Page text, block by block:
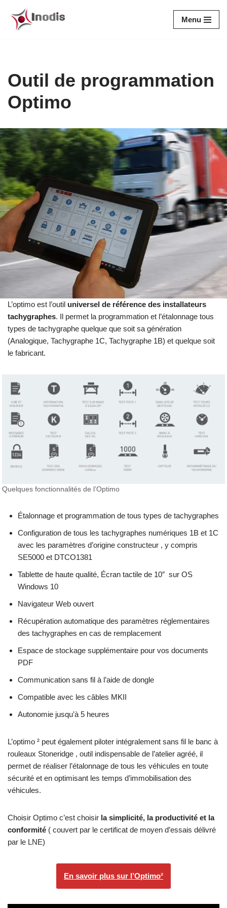
Aller
Menu
Outil de programmation
Optimo
L’optimo est l’outil universel de référence des installateurs
tachygraphes. Il permet la programmation et l’étalonnage tous
types de tachygraphe quelque que soit sa génération
(Analogique, Tachygraphe 1C, Tachygraphe 1B) et quelque soit
le fabricant.
Quelques fonctionnalités de l’Optimo
Étalonnage et programmation de tous types de tachygraphes
Configuration de tous les tachygraphes numériques 1B et 1C
avec les paramètres d’origine constructeur , y compris
SE5000 et DTCO1381
Tablette de haute qualité, Écran tactile de 10″ sur OS
Windows 10
Navigateur Web ouvert
Récupération automatique des paramètres réglementaires
des tachygraphes en cas de remplacement
Espace de stockage supplémentaire pour vos documents
PDF
Communication sans fil à l’aide de dongle
Compatible avec les câbles MKII
Autonomie jusqu’à 5 heures
L’optimo ² peut également piloter intégralement sans fil le banc à
rouleaux Stoneridge , outil indispensable de l’atelier agréé, il
permet de réaliser l’étalonnage de tous les véhicules en toute
sécurité et en optimisant les temps d’immobilisation des
véhicules.
Choisir Optimo c’est choisir la simplicité, la productivité et la
conformité ( couvert par le certificat de moyen d’essais délivré
par le LNE)
En savoir plus sur l’Optimo²